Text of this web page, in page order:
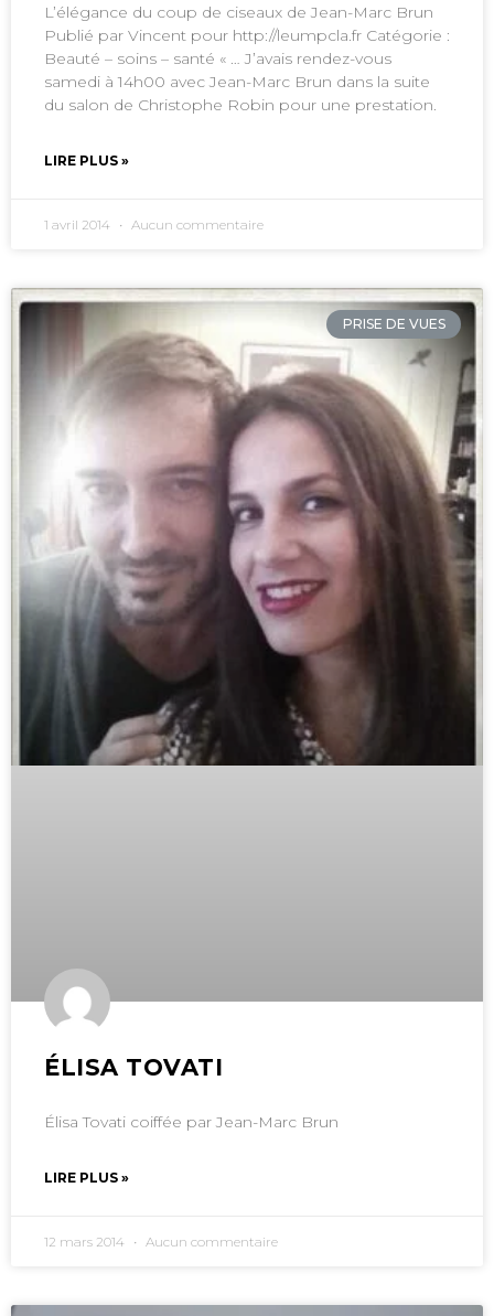
L’élégance du coup de ciseaux de Jean-Marc Brun
Publié par Vincent pour http://leumpcla.fr Catégorie :
Beauté – soins – santé « … J’avais rendez-vous
samedi à 14h00 avec Jean-Marc Brun dans la suite
du salon de Christophe Robin pour une prestation.
LIRE PLUS »
1 avril 2014 Aucun commentaire
PRISE DE VUES
ÉLISA TOVATI
Élisa Tovati coiffée par Jean-Marc Brun
LIRE PLUS »
12 mars 2014 Aucun commentaire